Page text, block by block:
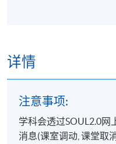
详情
注意事项:
学科会透过SOUL2.0网
消息(课室调动, 课堂取